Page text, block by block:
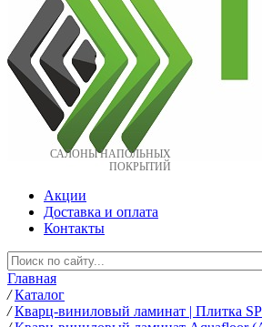
САЛОНЫ НАПОЛЬНЫХ
ПОКРЫТИЙ
Акции
Доставка и оплата
Контакты
Главная
/ Каталог
/ Кварц-виниловый ламинат | Плитка